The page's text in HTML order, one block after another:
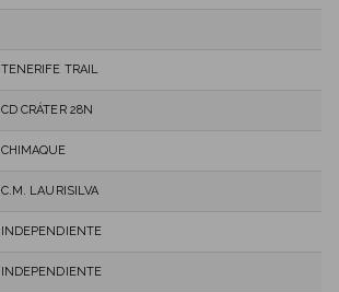
TENERIFE TRAIL
CD CRÁTER 28N
CHIMAQUE
C.M. LAURISILVA
INDEPENDIENTE
INDEPENDIENTE